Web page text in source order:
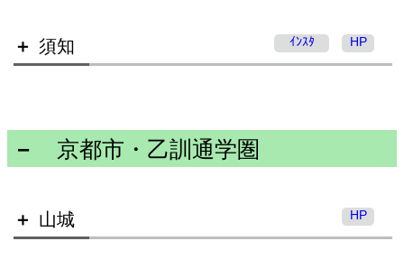
園部高等学校
農芸高等学校
須知 ｲﾝｽﾀ HP
須知高等学校
京都市・乙訓通学圏
山城 HP